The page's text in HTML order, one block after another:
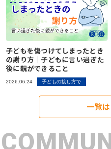
子どもを傷つけてしまったとき
の謝り方｜子どもに言い過ぎた
後に親ができること
2026.06.24 子どもの接し方で
一覧